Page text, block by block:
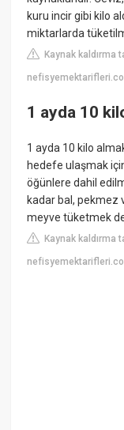
kuru incir gibi kilo
miktarlarda
Kaynak kaldırma
1 ayda 10
1 ayda 10 kilo
hedefe ulaşmak
öğünlere dahil
kadar bal, pekmez
meyve tüketmek
Kaynak kaldırma